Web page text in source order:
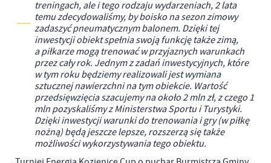
treningach, ale i tego rodzaju wydarzeniach, 2 lata
temu zdecydowaliśmy, by boisko na sezon zimowy
zadaszyć pneumatycznym balonem. Dzięki tej
inwestycji obiekt spełnia swoją funkcję także zimą,
a piłkarze mogą trenować w przyjaznych warunkach
przez cały rok. Jednym z zadań inwestycyjnych, które
w tym roku będziemy realizowali jest wymiana
sztucznej nawierzchni na tym obiekcie. Wartość
przedsięwzięcia szacujemy na około 2 mln zł, z czego 1
mln pozyskaliśmy z Ministerstwa Sportu i Turystyki.
Dzięki inwestycji warunki do trenowania i gry (w piłkę
nożną) będą jeszcze lepsze, rozszerzą się także
możliwości wykorzystywania tego obiektu.